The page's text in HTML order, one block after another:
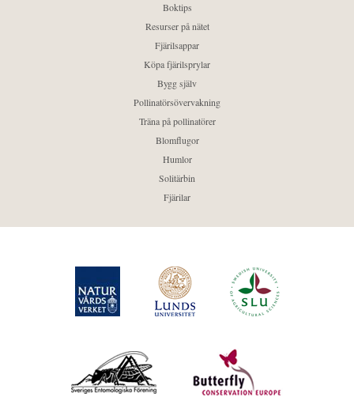
Boktips
Resurser på nätet
Fjärilsappar
Köpa fjärilsprylar
Bygg själv
Pollinatörsövervakning
Träna på pollinatörer
Blomflugor
Humlor
Solitärbin
Fjärilar